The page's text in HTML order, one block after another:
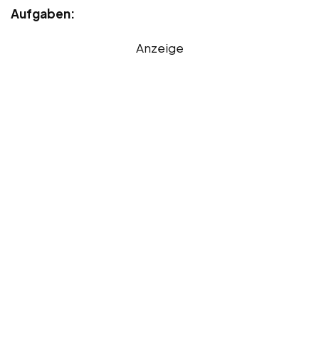
Aufgaben:
Anzeige